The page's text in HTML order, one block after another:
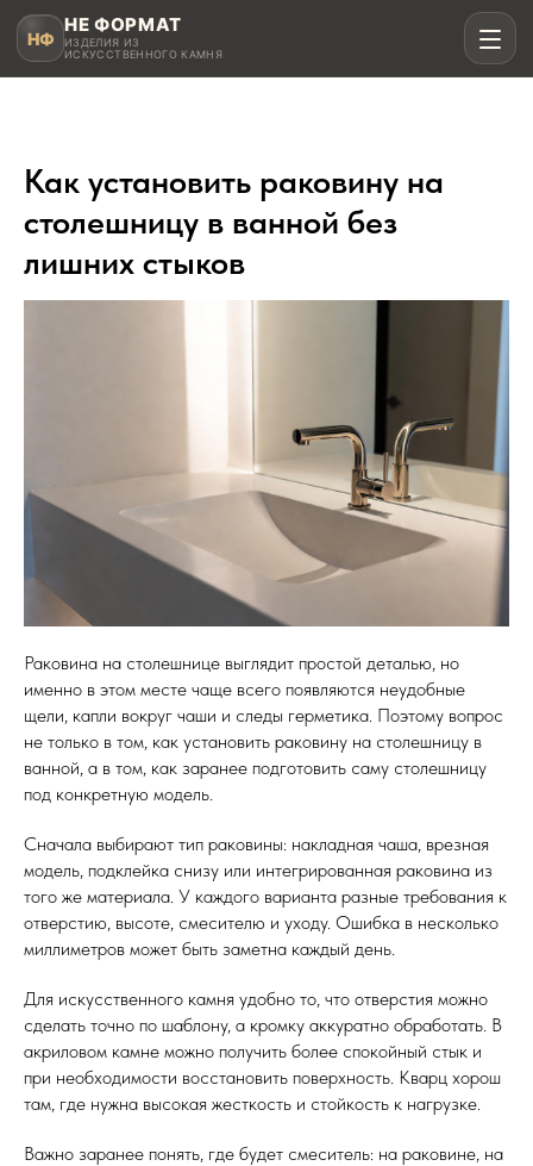
НФ
НЕ ФОРМАТ
ИЗДЕЛИЯ ИЗ
ИСКУССТВЕННОГО КАМНЯ
Рассчитать в MAX
Написать в Telegram
Мойки и раковины
Интегрированные и подклеенные
Кухонные фартуки
Стеновые панели из камня
Барные стойки
Мангальные зоны
Столешницы для барбекю
Подбор под столешницу
Разделочные доски
Аксессуары из камня
Как установить раковину на
столешницу в ванной без
лишних стыков
Раковина на столешнице выглядит простой деталью, но
именно в этом месте чаще всего появляются неудобные
щели, капли вокруг чаши и следы герметика. Поэтому вопрос
не только в том, как установить раковину на столешницу в
ванной, а в том, как заранее подготовить саму столешницу
под конкретную модель.
Сначала выбирают тип раковины: накладная чаша, врезная
модель, подклейка снизу или интегрированная раковина из
того же материала. У каждого варианта разные требования к
отверстию, высоте, смесителю и уходу. Ошибка в несколько
миллиметров может быть заметна каждый день.
Для искусственного камня удобно то, что отверстия можно
сделать точно по шаблону, а кромку аккуратно обработать. В
акриловом камне можно получить более спокойный стык и
при необходимости восстановить поверхность. Кварц хорош
там, где нужна высокая жесткость и стойкость к нагрузке.
Важно заранее понять, где будет смеситель: на раковине, на